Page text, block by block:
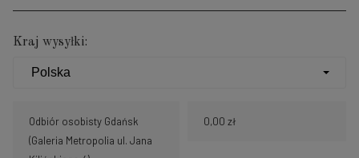
Kraj wysyłki:
Odbiór osobisty Gdańsk
(Galeria Metropolia ul. Jana
0,00 zł